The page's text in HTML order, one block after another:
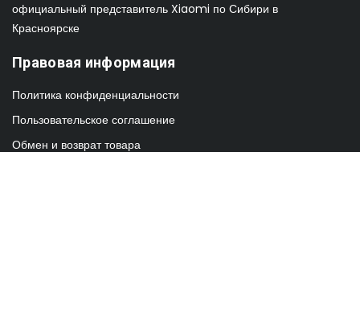
официальный представитель Xiaomi по Сибири в
Красноярске
Правовая информация
Политика конфиденциальности
Пользовательское соглашение
Обмен и возврат товара